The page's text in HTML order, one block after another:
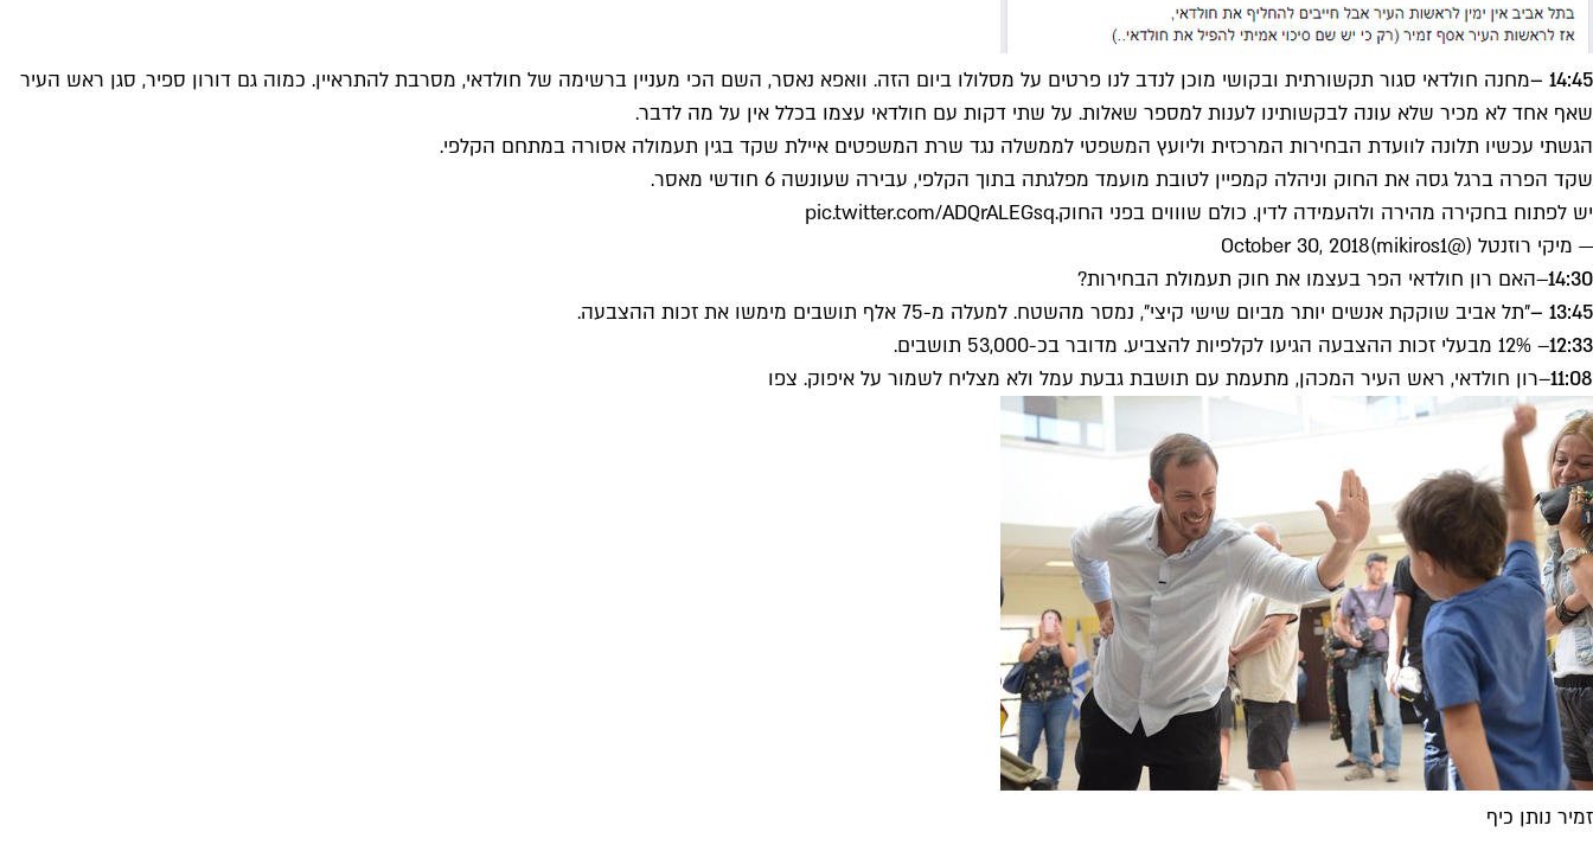
14:45 –
מחנה חולדאי סגור תקשורתית ובקושי מוכן לנדב לנו פרטים על מסלולו ביום הזה. וואפא נאסר, השם הכי מעניין ברשימה של חולדאי, מסרבת להתראיין. כמוה גם דורון ספיר, סגן ראש העיר
שאף אחד לא מכיר שלא עונה לבקשותינו לענות למספר שאלות. על שתי דקות עם חולדאי עצמו בכלל אין על מה לדבר.
הגשתי עכשיו תלונה לוועדת הבחירות המרכזית וליועץ המשפטי לממשלה נגד שרת המשפטים איילת שקד בגין תעמולה אסורה במתחם הקלפי.
שקד הפרה ברגל גסה את החוק וניהלה קמפיין לטובת מועמד מפלגתה בתוך הקלפי, עבירה שעונשה 6 חודשי מאסר.
יש לפתוח בחקירה מהירה ולהעמידה לדין. כולם שוווים בפני החוק.pic.twitter.com/ADQrALEGsq
— מיקי רוזנטל (@mikiros1)
October 30, 2018
14:30
–האם רון חולדאי הפר בעצמו את חוק תעמולת הבחירות?
13:45 –
"תל אביב שוקקת אנשים יותר מביום שישי קיצי", נמסר מהשטח. למעלה מ-75 אלף תושבים מימשו את זכות ההצבעה.
12:33– 12% מבעלי זכות ההצבעה הגיעו לקלפיות להצביע. מדובר בכ-53,000 תושבים.
11:08
–רון חולדאי, ראש העיר המכהן, מתעמת עם תושבת גבעת עמל ולא מצליח לשמור על איפוק. צפו
זמיר נותן כיף